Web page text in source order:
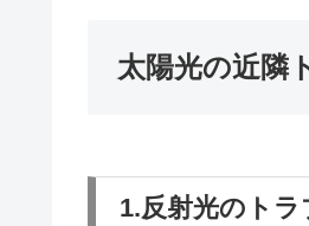
太陽光の近隣
1.反射光のトラ